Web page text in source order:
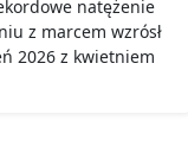
natężenie
z marcem wzrósł
2026 z kwietniem